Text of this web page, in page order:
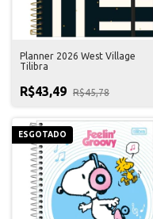
Planner 2026 West Village
Tilibra
R$43,49 R$45,78
ESGOTADO